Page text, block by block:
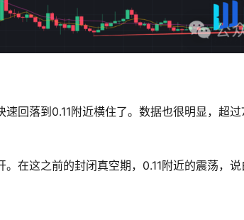
回落到0.11附近横住了。数据也很明显，超
在这之前的封闭真空期，0.11附近的震荡，